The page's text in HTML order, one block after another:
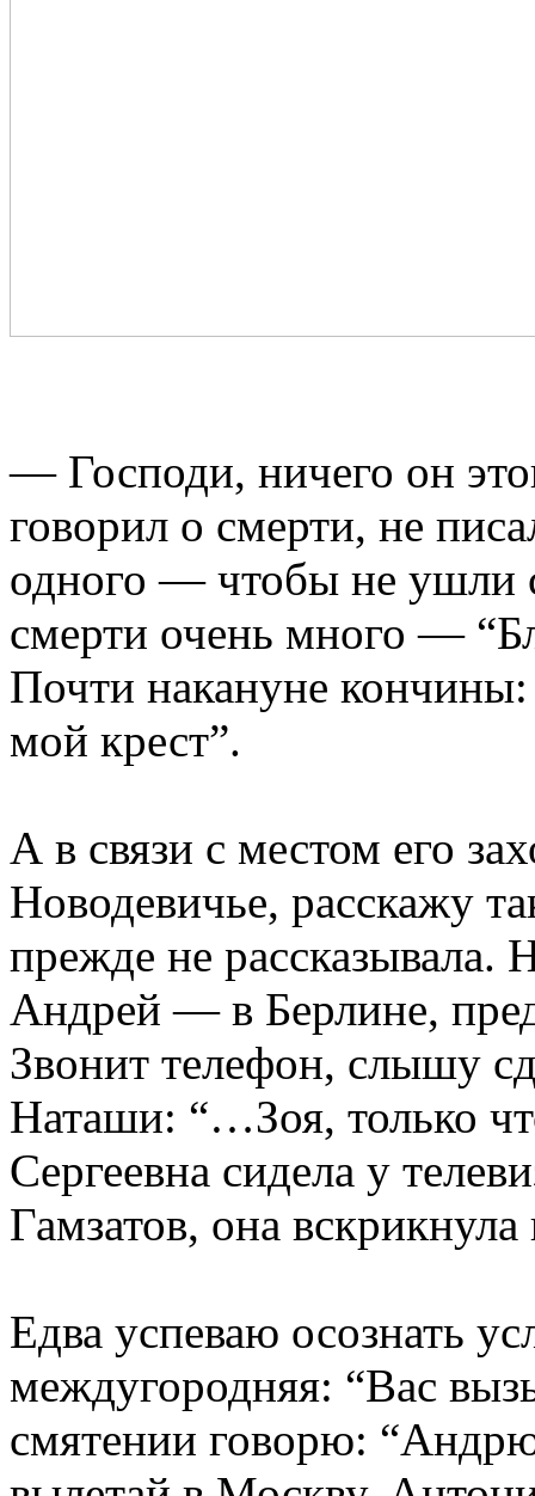
— Господи, ничего он
говорил о смерти, не
одного — чтобы не ушли
смерти очень много —
Почти накануне
мой крест”.
А в связи с местом его
Новодевичье, расскажу
прежде не рассказывала.
Андрей — в Берлине,
Звонит телефон, слышу
Наташи: “…Зоя, только
Сергеевна сидела у
Гамзатов, она вскрикнула
Едва успеваю осознать
междугородняя: “Вас
смятении говорю: